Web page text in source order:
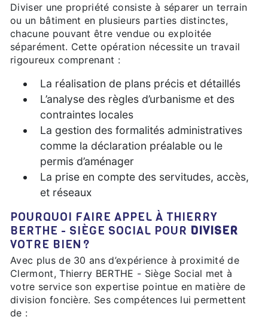
Diviser une propriété consiste à séparer un terrain
ou un bâtiment en plusieurs parties distinctes,
chacune pouvant être vendue ou exploitée
séparément. Cette opération nécessite un travail
rigoureux comprenant :
La réalisation de plans précis et détaillés
L’analyse des règles d’urbanisme et des
contraintes locales
La gestion des formalités administratives
comme la déclaration préalable ou le
permis d’aménager
La prise en compte des servitudes, accès,
et réseaux
POURQUOI FAIRE APPEL À THIERRY
BERTHE - SIÈGE SOCIAL POUR DIVISER
VOTRE BIEN ?
Avec plus de 30 ans d’expérience à proximité de
Clermont, Thierry BERTHE - Siège Social met à
votre service son expertise pointue en matière de
division foncière. Ses compétences lui permettent
de :